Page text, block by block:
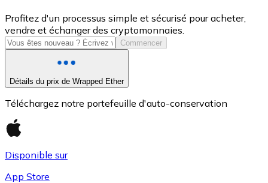
USD Coin
USDC
Profitez d'un processus simple et sécurisé pour acheter,
vendre et échanger des cryptomonnaies.
Commencer
Détails du prix de Wrapped Ether
Téléchargez notre portefeuille d'auto-conservation
Disponible sur
App Store